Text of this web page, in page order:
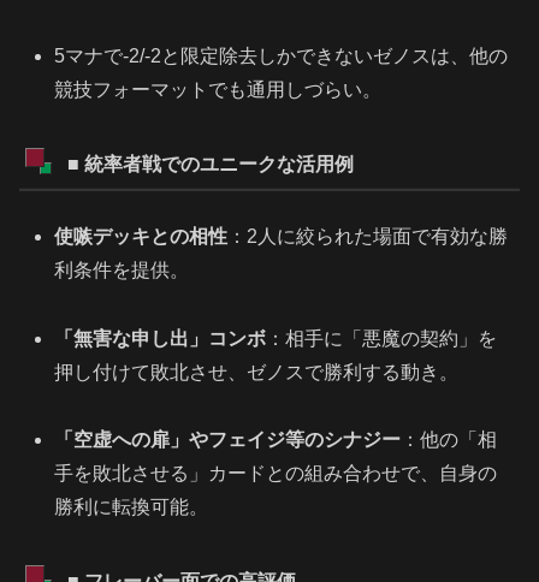
5マナで-2/-2と限定除去しかできないゼノスは、他の
競技フォーマットでも通用しづらい。
■ 統率者戦でのユニークな活用例
使嗾デッキとの相性 ：2人に絞られた場面で有効な勝
利条件を提供。
「無害な申し出」コンボ ：相手に「悪魔の契約」を
押し付けて敗北させ、ゼノスで勝利する動き。
「空虚への扉」やフェイジ等のシナジー ：他の「相
手を敗北させる」カードとの組み合わせで、自身の
勝利に転換可能。